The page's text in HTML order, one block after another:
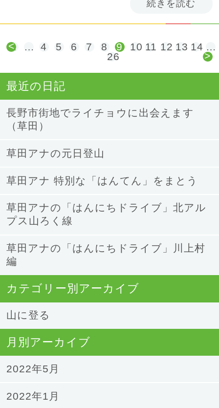
続きを読む
<
1 … 4 5 6 7 8 9 10 11 12 13 14 …
26
>
最近の日記
長野市街地でライチョウに出会えます
（草田）
草田アナの元日登山
草田アナ 特別な「はんてん」をまとう
草田アナの「はんにちドライブ」北アル
プス山ろく線
草田アナの「はんにちドライブ」川上村
編
カテゴリー別アーカイブ
山に登る
月別アーカイブ
2022年5月
2022年1月